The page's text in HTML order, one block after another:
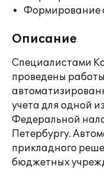
Формирование
Описание
Специалистами
проведены
учета для одной
Федеральной
Петербургу.
прикладного
бюджетных